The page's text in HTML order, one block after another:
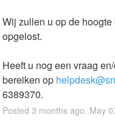
Wij zullen u op de
opgelost.
Heeft u nog een vraag
bereiken op
6389370.
Posted 3 months ago. May